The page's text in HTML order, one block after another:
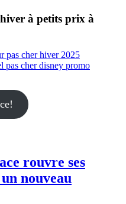
à petits prix à
rouvre ses
nouveau